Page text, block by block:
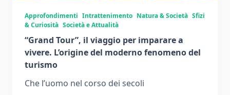
Approfondimenti Intrattenimento Natura & Società Sfizi
& Curiosità Società e Attualità
“Grand Tour”, il viaggio per imparare a
vivere. L’origine del moderno fenomeno del
turismo
Che l’uomo nel corso dei secoli